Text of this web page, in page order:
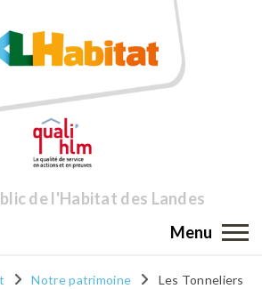
de l'Habitat des Landes
Menu
Notre patrimoine Les Tonneliers